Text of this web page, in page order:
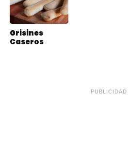
Grisines
Caseros
PUBLICIDAD